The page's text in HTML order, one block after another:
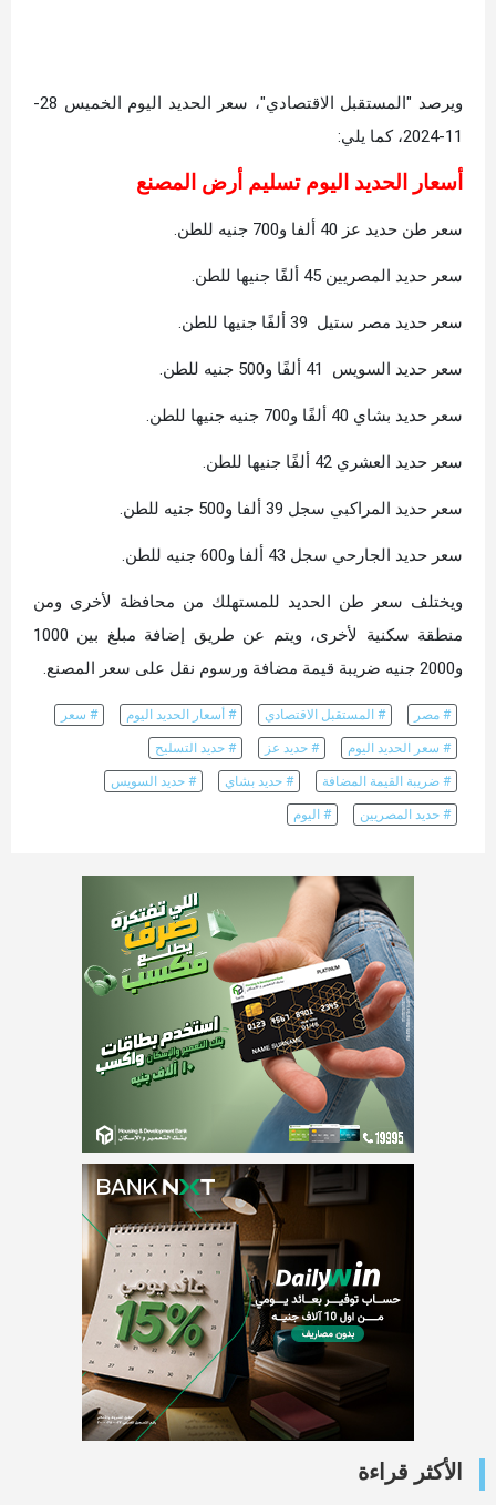
ويرصد "المستقبل الاقتصادي"، سعر الحديد اليوم الخميس 28-
11-2024، كما يلي:
أسعار الحديد اليوم تسليم أرض المصنع
سعر طن حديد عز 40 ألفا و700 جنيه للطن.
سعر حديد المصريين 45 ألفًا جنيها للطن.
سعر حديد مصر ستيل 39 ألفًا جنيها للطن.
سعر حديد السويس 41 ألفًا و500 جنيه للطن.
سعر حديد بشاي 40 ألفًا و700 جنيه جنيها للطن.
سعر حديد العشري 42 ألفًا جنيها للطن.
سعر حديد المراكبي سجل 39 ألفا و500 جنيه للطن.
سعر حديد الجارحي سجل 43 ألفا و600 جنيه للطن.
ويختلف سعر طن الحديد للمستهلك من محافظة لأخرى ومن
منطقة سكنية لأخرى، ويتم عن طريق إضافة مبلغ بين 1000
و2000 جنيه ضريبة قيمة مضافة ورسوم نقل على سعر المصنع.
# مصر # المستقبل الاقتصادي # أسعار الحديد اليوم # سعر
# سعر الحديد اليوم # حديد عز # حديد التسليح
# ضريبة القيمة المضافة # حديد بشاي # حديد السويس
# حديد المصريين # اليوم
الأكثر قراءة